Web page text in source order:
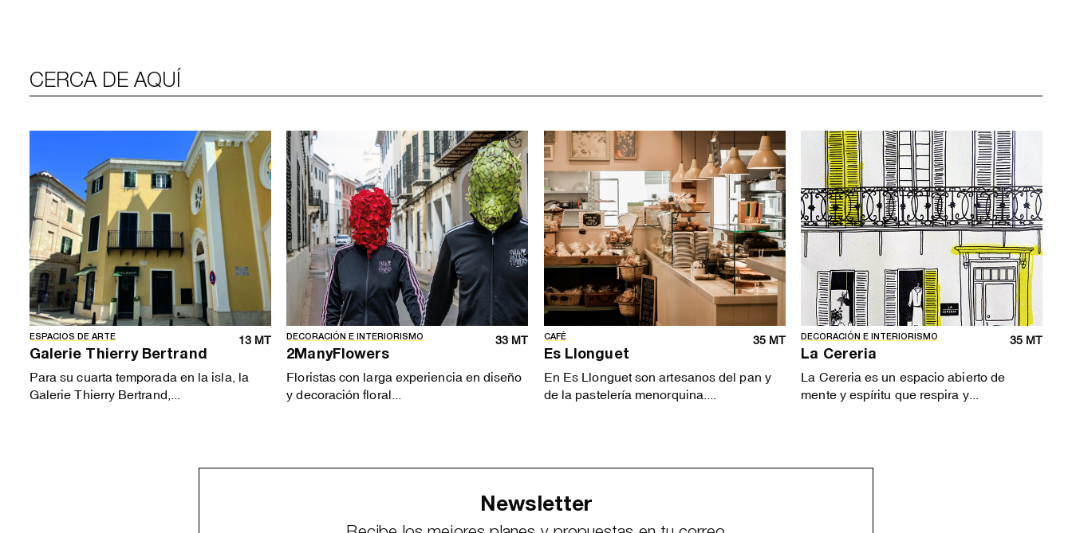
CERCA DE AQUÍ
ESPACIOS DE ARTE 13 MT
Galerie Thierry Bertrand
Para su cuarta temporada en la isla, la
Galerie Thierry Bertrand,...
DECORACIÓN E INTERIORISMO 33 MT
2ManyFlowers
Floristas con larga experiencia en diseño
y decoración floral...
CAFÉ 35 MT
Es Llonguet
En Es Llonguet son artesanos del pan y
de la pastelería menorquina....
DECORACIÓN E INTERIORISMO 35 MT
La Cereria
La Cereria es un espacio abierto de
mente y espíritu que respira y...
Newsletter